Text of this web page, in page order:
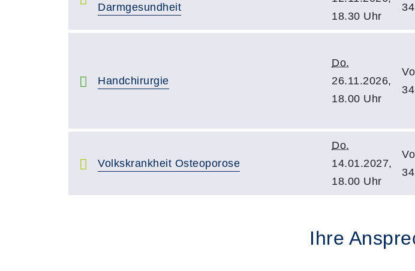
Darmgesundheit
18.30 Uhr
Handchirurgie
Do.
26.11.2026,
18.00 Uhr
Volkskrankheit Osteoporose
Do.
14.01.2027,
18.00 Uhr
Ihre